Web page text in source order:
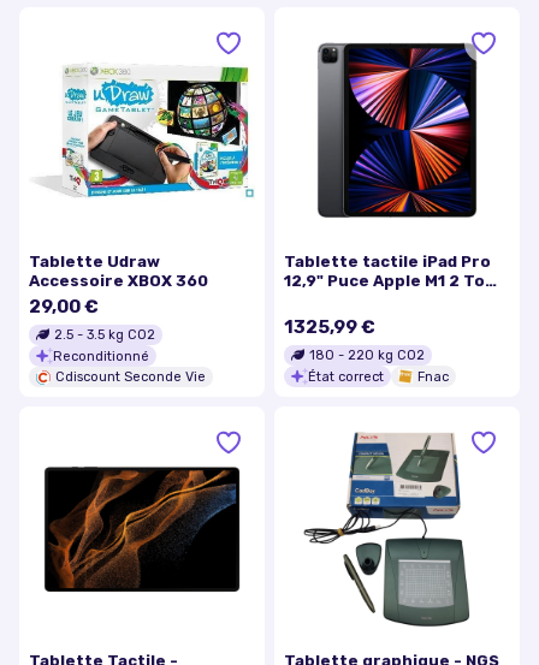
Tablette Udraw
Accessoire XBOX 360
29,00 €
2.5 - 3.5 kg CO2
Reconditionné
Cdiscount Seconde Vie
Tablette tactile iPad Pro
12,9" Puce Apple M1 2 To
génération Gris sidéral Mi
2021
1325,99 €
180 - 220 kg CO2
État correct
Fnac
Tablette Tactile - Tablette graphique - NGS